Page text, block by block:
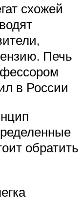
схожей
Печь
в России
обратить